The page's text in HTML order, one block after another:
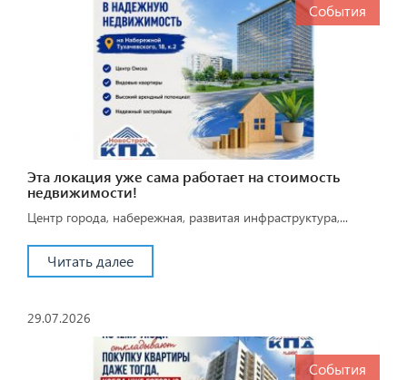
События
Эта локация уже сама работает на стоимость
недвижимости!
Центр города, набережная, развитая инфраструктура,...
Читать далее
29.07.2026
События